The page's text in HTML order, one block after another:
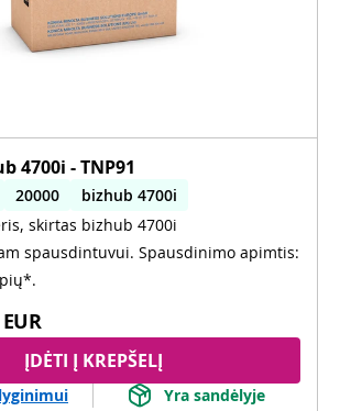
4700i - TNP91
20000
bizhub 4700i
skirtas bizhub 4700i
spausdintuvui. Spausdinimo apimtis:
ĮDĖTI Į KREPŠELĮ
Yra sandėlyje